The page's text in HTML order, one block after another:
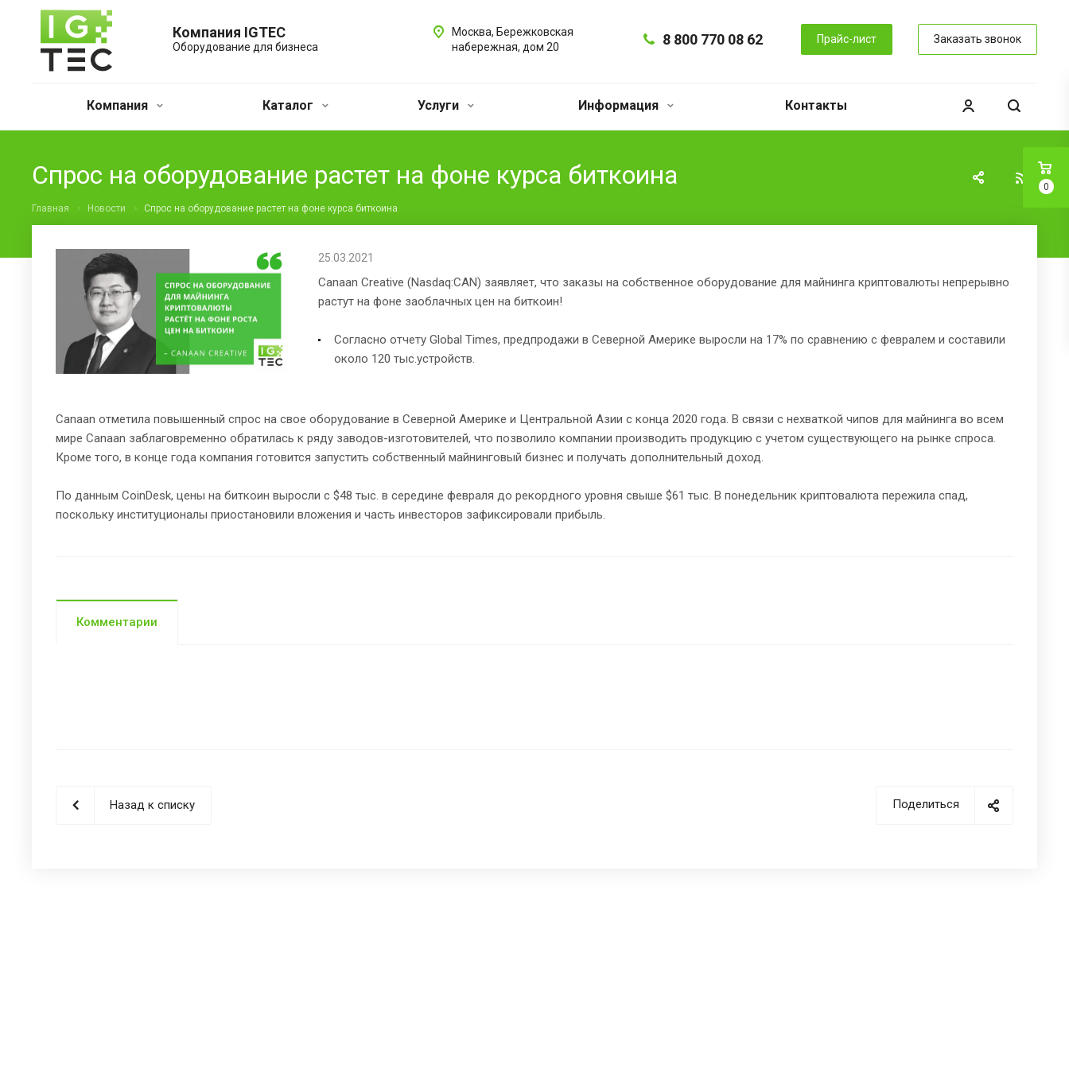
Компания IGTEC
Оборудование для бизнеса 8 800 770 08 62 Прайс-лист Заказать звонок
Москва, Бережковская
набережная, дом 20
Компания Каталог Услуги Информация Контакты
Спрос на оборудование растет на фоне курса биткоина
Главная Новости Спрос на оборудование растет на фоне курса биткоина
25.03.2021
Canaan Creative (Nasdaq:CAN) заявляет, что заказы на собственное оборудование для майнинга криптовалюты непрерывно
растут на фоне заоблачных цен на биткоин!
Согласно отчету Global Times, предпродажи в Северной Америке выросли на 17% по сравнению с февралем и составили
около 120 тыс.устройств.
Canaan отметила повышенный спрос на свое оборудование в Северной Америке и Центральной Азии с конца 2020 года. В связи с нехваткой чипов для майнинга во всем
мире Canaan заблаговременно обратилась к ряду заводов-изготовителей, что позволило компании производить продукцию с учетом существующего на рынке спроса.
Кроме того, в конце года компания готовится запустить собственный майнинговый бизнес и получать дополнительный доход.
По данным CoinDesk, цены на биткоин выросли с $48 тыс. в середине февраля до рекордного уровня свыше $61 тыс. В понедельник криптовалюта пережила спад,
поскольку институционалы приостановили вложения и часть инвесторов зафиксировали прибыль.
Комментарии
Поделиться
Назад к списку
0